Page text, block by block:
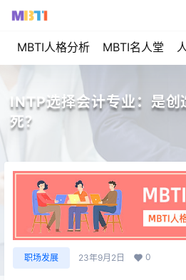
MBTI人格分析 MBTI名人堂
INTP选择会计专业：是创
死？
职场发展 23年9月2日 0